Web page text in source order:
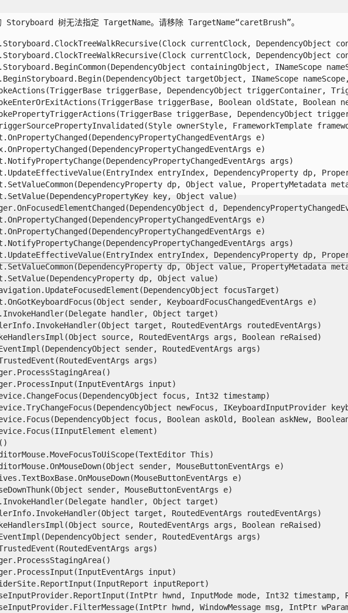
树无法指定 TargetName。请移除 TargetName“caretBrush”。
currentClock, DependencyObject
currentClock, DependencyObject
containingObject, INameScope
targetObject, INameScope
triggerBase, DependencyObject triggerContainer,
triggerBase, Boolean oldState,
triggerBase, DependencyObject
ownerStyle, FrameworkTemplate
e)
e)
args)
entryIndex, DependencyProperty dp,
dp, Object value, PropertyMetadata
key, Object value)
d,
e)
e)
args)
entryIndex, DependencyProperty dp,
dp, Object value, PropertyMetadata
dp, Object value)
focusTarget)
sender, KeyboardFocusChangedEventArgs e)
handler, Object target)
target, RoutedEventArgs routedEventArgs)
source, RoutedEventArgs args, Boolean reRaised)
sender, RoutedEventArgs args)
args)
input)
focus, Int32 timestamp)
newFocus, IKeyboardInputProvider
focus, Boolean askOld, Boolean askNew,
element)
This)
sender, MouseButtonEventArgs e)
e)
sender, MouseButtonEventArgs e)
handler, Object target)
target, RoutedEventArgs routedEventArgs)
source, RoutedEventArgs args, Boolean reRaised)
sender, RoutedEventArgs args)
args)
input)
inputReport)
hwnd, InputMode mode, Int32 timestamp,
hwnd, WindowMessage msg, IntPtr